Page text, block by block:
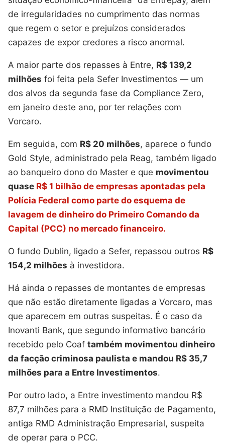
de irregularidades no cumprimento das normas
que regem o setor e prejuízos considerados
capazes de expor credores a risco anormal.
A maior parte dos repasses à Entre, R$ 139,2
milhões foi feita pela Sefer Investimentos — um
dos alvos da segunda fase da Compliance Zero,
em janeiro deste ano, por ter relações com
Vorcaro.
Em seguida, com R$ 20 milhões, aparece o fundo
Gold Style, administrado pela Reag, também ligado
ao banqueiro dono do Master e que movimentou
quase R$ 1 bilhão de empresas apontadas pela
Polícia Federal como parte do esquema de
lavagem de dinheiro do Primeiro Comando da
Capital (PCC) no mercado financeiro.
O fundo Dublin, ligado a Sefer, repassou outros R$
154,2 milhões à investidora.
Há ainda o repasses de montantes de empresas
que não estão diretamente ligadas a Vorcaro, mas
que aparecem em outras suspeitas. É o caso da
Inovanti Bank, que segundo informativo bancário
recebido pelo Coaf também movimentou dinheiro
da facção criminosa paulista e mandou R$ 35,7
milhões para a Entre Investimentos.
Por outro lado, a Entre investimento mandou R$
87,7 milhões para a RMD Instituição de Pagamento,
antiga RMD Administração Empresarial, suspeita
de operar para o PCC.